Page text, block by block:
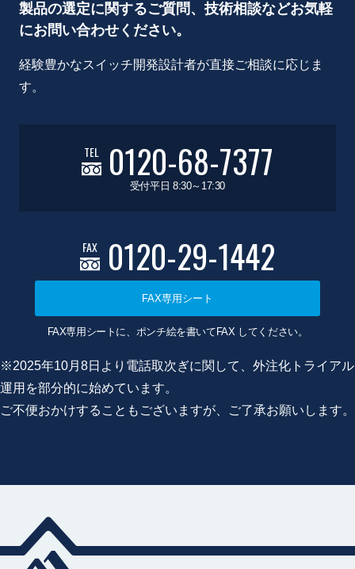
製品の選定に関するご質問、技術相談などお気軽
にお問い合わせください。
経験豊かなスイッチ開発設計者が直接ご相談に応じま
す。
TEL 0120-68-7377
受付平日 8:30～17:30
FAX 0120-29-1442
FAX専用シート
FAX専用シートに、ポンチ絵を書いてFAX してください。
※2025年10月8日より電話取次ぎに関して、外注化トライアル
運用を部分的に始めています。
ご不便おかけすることもございますが、ご了承お願いします。